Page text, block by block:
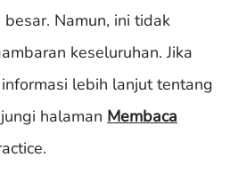
Namun, ini tidak
keseluruhan. Jika
lebih lanjut tentang
halaman Membaca